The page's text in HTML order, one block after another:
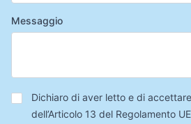
Messaggio
Privacy*
Dichiaro di aver letto e di
dell’Articolo 13 del Regolamento